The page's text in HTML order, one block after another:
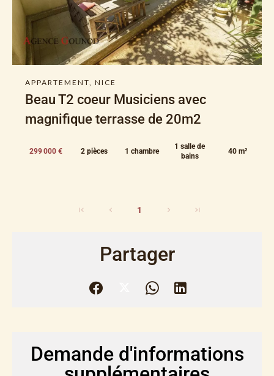
APPARTEMENT, NICE
Beau T2 coeur Musiciens avec
magnifique terrasse de 20m2
299 000 € 2 pièces 1 chambre
1 salle de
bains
40 m²
1
Partager
Demande d'informations